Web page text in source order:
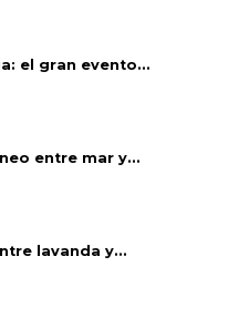
el gran evento...
entre mar y...
lavanda y...